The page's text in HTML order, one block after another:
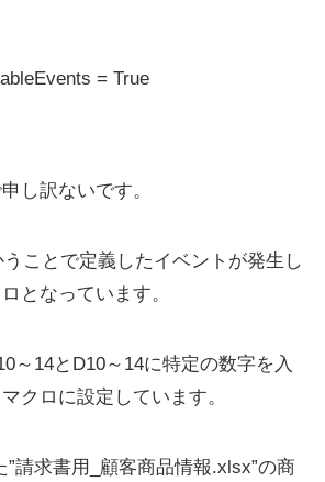
= True
し訳ないです。
ことで定義したイベントが発生し
となっています。
～14とD10～14に特定の数字を入
クロに設定しています。
”請求書用_顧客商品情報.xlsx”の商